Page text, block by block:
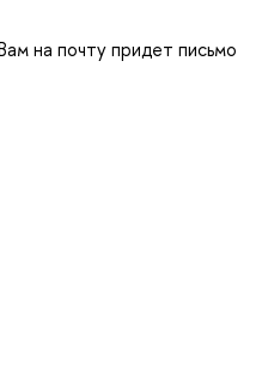
на почту придет письмо